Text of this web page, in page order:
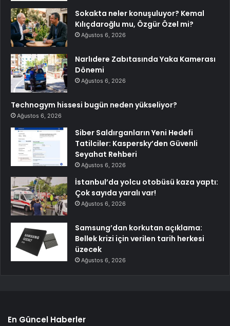
Sokakta neler konuşuluyor? Kemal
Kılıçdaroğlu mu, Özgür Özel mi?
Ağustos 6, 2026
Narlıdere Zabıtasında Yaka Kamerası
Dönemi
Ağustos 6, 2026
Technogym hissesi bugün neden yükseliyor?
Ağustos 6, 2026
Siber Saldırganların Yeni Hedefi
Tatilciler: Kaspersky’den Güvenli
Seyahat Rehberi
Ağustos 6, 2026
İstanbul’da yolcu otobüsü kaza yaptı:
Çok sayıda yaralı var!
Ağustos 6, 2026
Samsung’dan korkutan açıklama:
Bellek krizi için verilen tarih herkesi
üzecek
Ağustos 6, 2026
En Güncel Haberler